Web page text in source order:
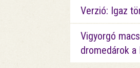
Verzió: Igaz
Vigyorgó
dromedárok a